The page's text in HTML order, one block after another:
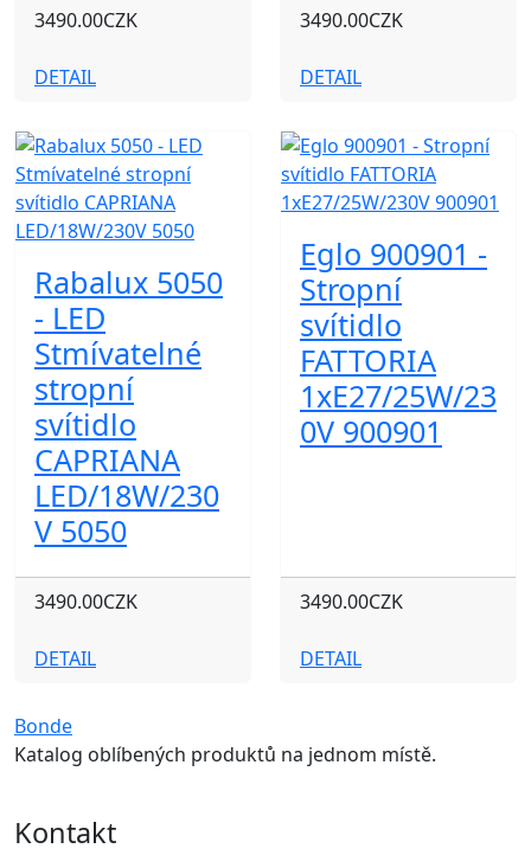
3490.00CZK
DETAIL
3490.00CZK
DETAIL
Rabalux 5050
- LED
Stmívatelné
stropní
svítidlo
CAPRIANA
LED/18W/230
V 5050
3490.00CZK
DETAIL
Eglo 900901 -
Stropní
svítidlo
FATTORIA
1xE27/25W/23
0V 900901
3490.00CZK
DETAIL
Bonde
Katalog oblíbených produktů na jednom místě.
Kontakt